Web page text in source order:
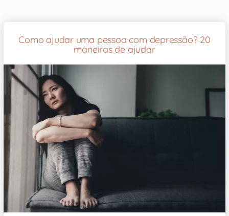
Como ajudar uma pessoa com depressão? 20
maneiras de ajudar